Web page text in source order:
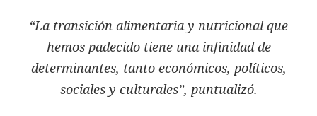
“La transición alimentaria y nutricional que
hemos padecido tiene una infinidad de
determinantes, tanto económicos, políticos,
sociales y culturales”, puntualizó.